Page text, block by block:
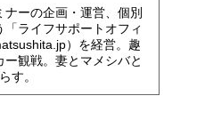
ーの企画・運営、個別
ライフサポートオフィ
）を経営。趣
観戦。妻とマメシバと
す。